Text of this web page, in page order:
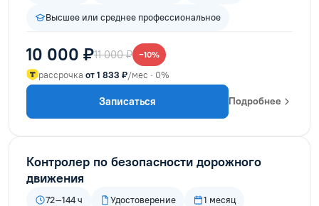
Высшее или среднее профессиональное
10 000 ₽11 000 ₽ −10%
рассрочка от 1 833 ₽/мес · 0%
Записаться Подробнее
Контролер по безопасности дорожного
движения
72–144 ч Удостоверение 1 месяц